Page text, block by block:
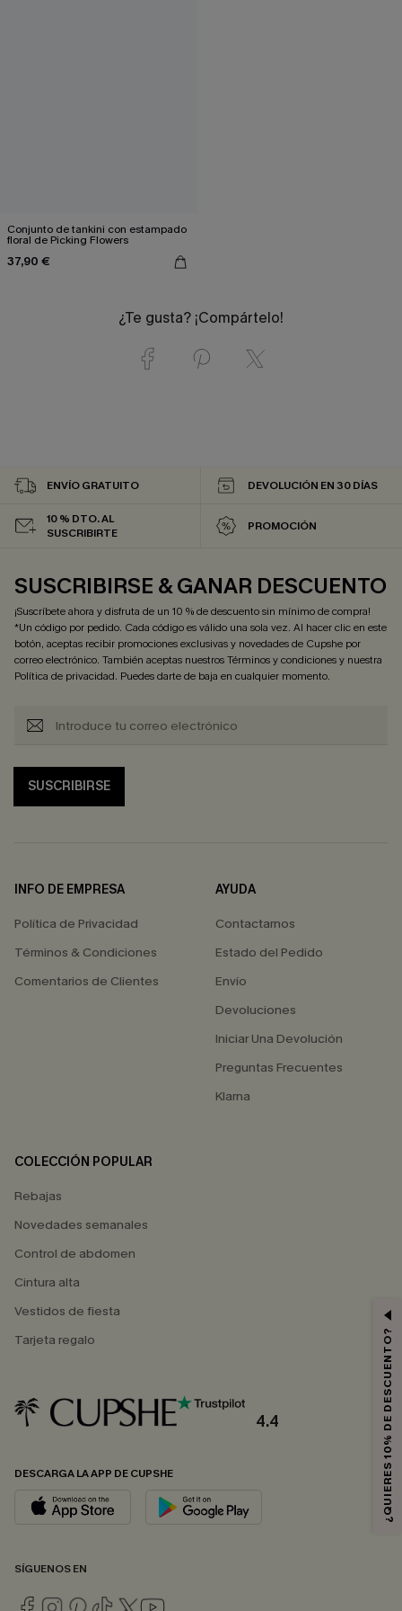
Conjunto de tankini con estampado
floral de Picking Flowers
37,90 €
¿Te gusta? ¡Compártelo!
ENVÍO GRATUITO DEVOLUCIÓN EN 30 DÍAS
10 % DTO. AL
SUSCRIBIRTE
PROMOCIÓN
SUSCRIBIRSE & GANAR DESCUENTO
¡Suscríbete ahora y disfruta de un 10 % de descuento sin mínimo de compra!
*Un código por pedido. Cada código es válido una sola vez. Al hacer clic en este
botón, aceptas recibir promociones exclusivas y novedades de Cupshe por
correo electrónico. También aceptas nuestrosTérminos y condicionesy nuestra
Política de privacidad. Puedes darte de baja en cualquier momento.
SUSCRIBIRSE
INFO DE EMPRESA
Política de Privacidad
Términos & Condiciones
Comentarios de Clientes
AYUDA
Contactarnos
Estado del Pedido
Envío
Devoluciones
Iniciar Una Devolución
Preguntas Frecuentes
Klarna
COLECCIÓN POPULAR
Rebajas
Novedades semanales
Control de abdomen
Cintura alta
Vestidos de fiesta
Tarjeta regalo
4.4
DESCARGA LA APP DE CUPSHE
SÍGUENOS EN
¿QUIERES 10% DE DESCUENTO?